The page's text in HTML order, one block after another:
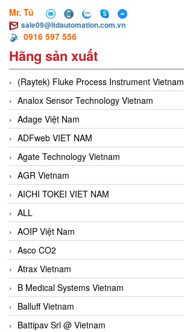
Mr. Tú
sale09@ltdautomation.com.vn
0916 597 556
Hãng sản xuất
(Raytek) Fluke Process Instrument Vietnam
Analox Sensor Technology Vietnam
Adage Việt Nam
ADFweb VIET NAM
Agate Technology Vietnam
AGR Vietnam
AICHI TOKEI VIET NAM
ALL
AOIP Việt Nam
Asco CO2
Atrax Vietnam
B Medical Systems Vietnam
Balluff Vietnam
Battipav Srl @ Vietnam